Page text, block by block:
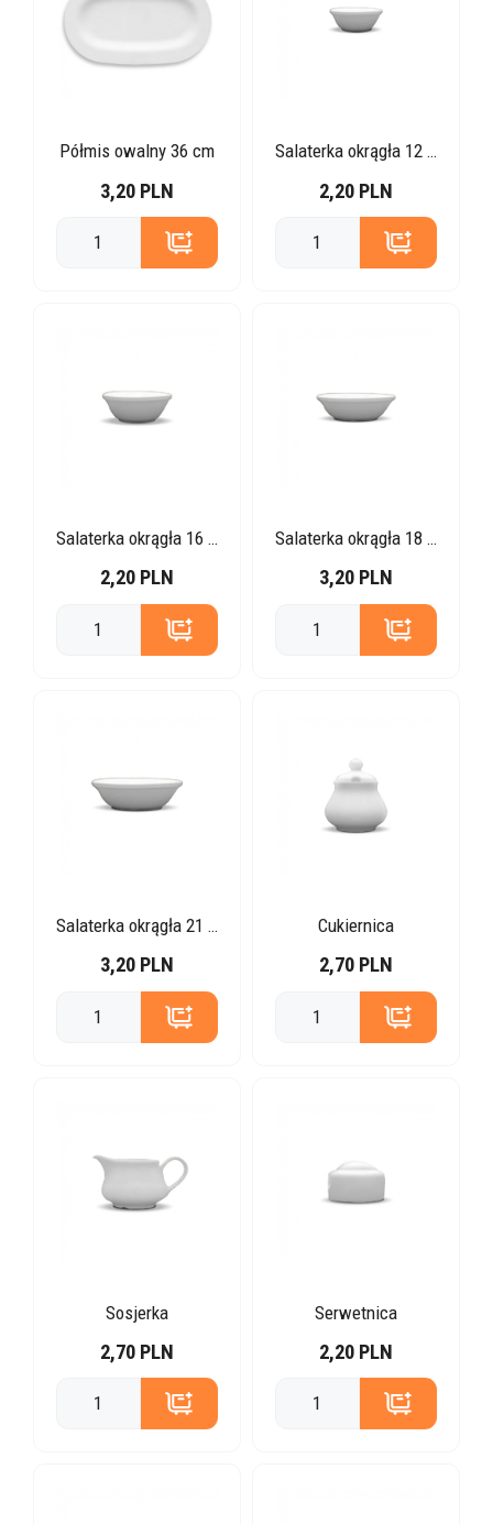
Półmis owalny 36 cm
3,20 PLN
Salaterka okrągła 12 cm
2,20 PLN
Salaterka okrągła 16 cm
2,20 PLN
Salaterka okrągła 18 cm
3,20 PLN
Salaterka okrągła 21 cm
3,20 PLN
Cukiernica
2,70 PLN
Sosjerka
2,70 PLN
Serwetnica
2,20 PLN